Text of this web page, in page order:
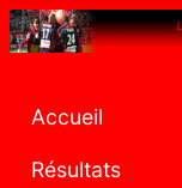
Accueil
Résultats